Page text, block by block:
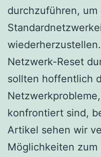
durchzuführen, um
Netzwerk-Reset
sollten hoffentlich
konfrontiert sind,
Artikel sehen wir
Möglichkeiten